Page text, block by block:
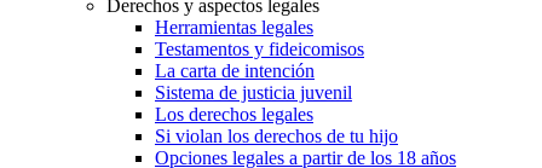
Derechos y aspectos legales
Herramientas legales
Testamentos y fideicomisos
La carta de intención
Sistema de justicia juvenil
Los derechos legales
Si violan los derechos de tu hijo
Opciones legales a partir de los 18 años